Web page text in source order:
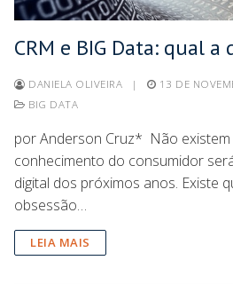
CRM e BIG Data: qual a
DANIELA OLIVEIRA | 13 DE
BIG DATA
por Anderson Cruz* Não existem
conhecimento do consumidor
digital dos próximos anos. Existe
obsessão…
LEIA MAIS